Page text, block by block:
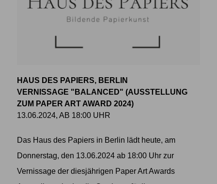
HAUS DES PAPIERS, BERLIN
VERNISSAGE "BALANCED" (AUSSTELLUNG
ZUM PAPER ART AWARD 2024)
13.06.2024, AB 18:00 UHR
Das Haus des Papiers in Berlin lädt heute, am
Donnerstag, den 13.06.2024 ab 18:00 Uhr zur
Vernissage der diesjährigen Paper Art Awards